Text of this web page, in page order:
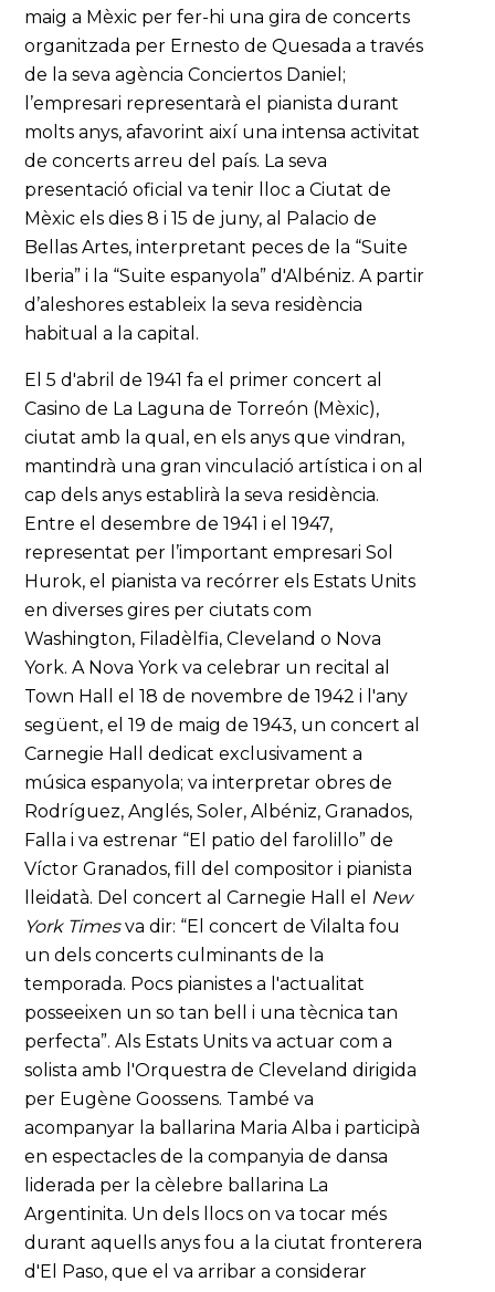
maig a Mèxic per fer-hi una gira de concerts
organitzada per Ernesto de Quesada a través
de la seva agència Conciertos Daniel;
l’empresari representarà el pianista durant
molts anys, afavorint així una intensa activitat
de concerts arreu del país. La seva
presentació oficial va tenir lloc a Ciutat de
Mèxic els dies 8 i 15 de juny, al Palacio de
Bellas Artes, interpretant peces de la “Suite
Iberia” i la “Suite espanyola” d'Albéniz. A partir
d’aleshores estableix la seva residència
habitual a la capital.
El 5 d'abril de 1941 fa el primer concert al
Casino de La Laguna de Torreón (Mèxic),
ciutat amb la qual, en els anys que vindran,
mantindrà una gran vinculació artística i on al
cap dels anys establirà la seva residència.
Entre el desembre de 1941 i el 1947,
representat per l’important empresari Sol
Hurok, el pianista va recórrer els Estats Units
en diverses gires per ciutats com
Washington, Filadèlfia, Cleveland o Nova
York. A Nova York va celebrar un recital al
Town Hall el 18 de novembre de 1942 i l'any
següent, el 19 de maig de 1943, un concert al
Carnegie Hall dedicat exclusivament a
música espanyola; va interpretar obres de
Rodríguez, Anglés, Soler, Albéniz, Granados,
Falla i va estrenar “El patio del farolillo” de
Víctor Granados, fill del compositor i pianista
lleidatà. Del concert al Carnegie Hall el New
York Timesva dir: “El concert de Vilalta fou
un dels concerts culminants de la
temporada. Pocs pianistes a l'actualitat
posseeixen un so tan bell i una tècnica tan
perfecta”. Als Estats Units va actuar com a
solista amb l'Orquestra de Cleveland dirigida
per Eugène Goossens. També va
acompanyar la ballarina Maria Alba i participà
en espectacles de la companyia de dansa
liderada per la cèlebre ballarina La
Argentinita. Un dels llocs on va tocar més
durant aquells anys fou a la ciutat fronterera
d'El Paso, que el va arribar a considerar